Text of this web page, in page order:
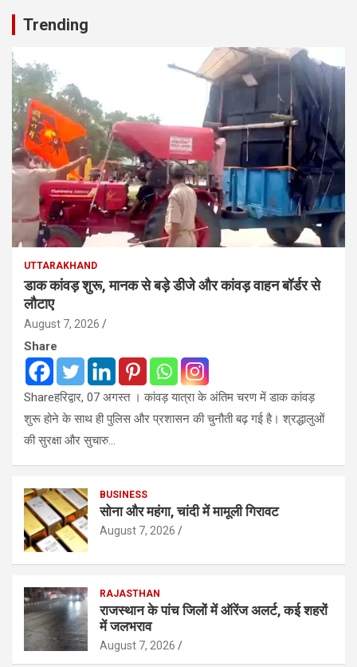
Trending
UTTARAKHAND
डाक कांवड़ शुरू, मानक से बड़े डीजे और कांवड़ वाहन बॉर्डर से
लौटाए
August 7, 2026
Share
Shareहरिद्वार, 07 अगस्त । कांवड़ यात्रा के अंतिम चरण में डाक कांवड़
शुरू होने के साथ ही पुलिस और प्रशासन की चुनौती बढ़ गई है। श्रद्धालुओं
की सुरक्षा और सुचारु…
BUSINESS
सोना और महंगा, चांदी में मामूली गिरावट
August 7, 2026
RAJASTHAN
राजस्थान के पांच जिलों में ऑरेंज अलर्ट, कई शहरों
में जलभराव
August 7, 2026